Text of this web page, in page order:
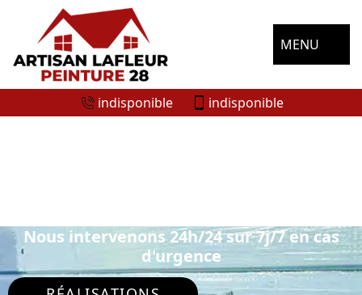
MENU
indisponible indisponible
Nous intervenons 24h/24 sur 7j/7 en cas
d'urgence